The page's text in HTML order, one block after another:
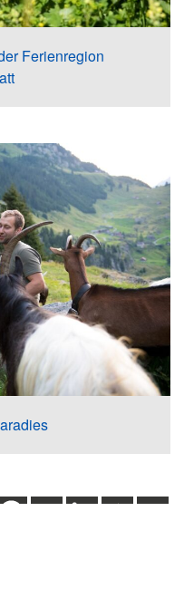
Ferienregion